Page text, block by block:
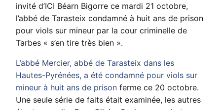
invité d’ICI Béarn Bigorre ce mardi 21 octobre,
l’abbé de Tarasteix condamné à huit ans de prison
pour viols sur mineur par la cour criminelle de
Tarbes « s’en tire très bien ».
L’abbé Mercier, abbé de Tarasteix dans les
Hautes-Pyrénées, a été condamné pour viols sur
mineur à huit ans de prison ferme ce 20 octobre.
Une seule série de faits était examinée, les autres